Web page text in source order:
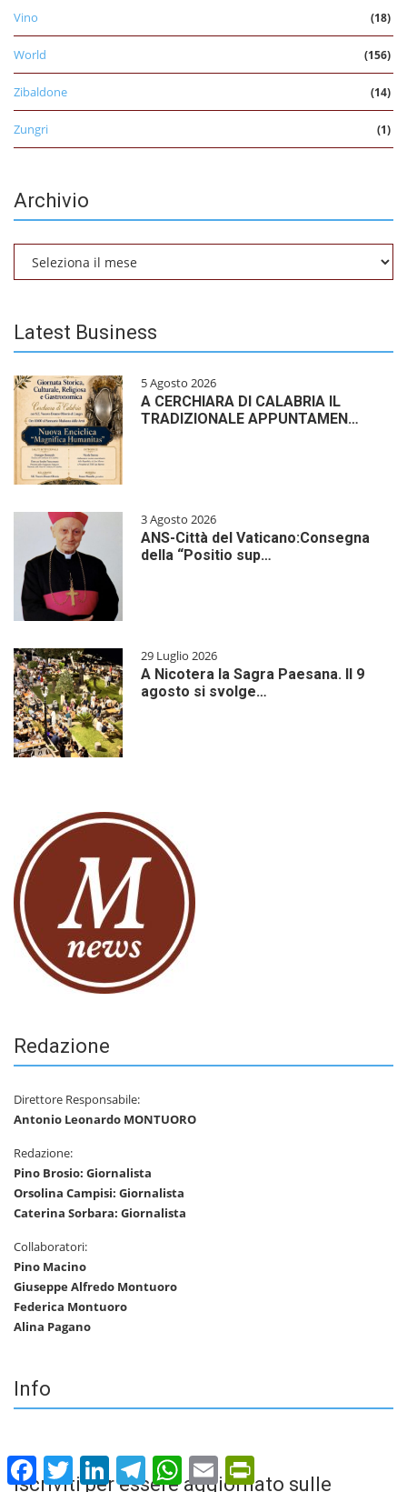
FacebookTwitter LinkedInTelegramWhatsAppEmail
Vino (18)
World (156)
Zibaldone (14)
Zungri (1)
Archivio
Latest Business
5 Agosto 2026
A CERCHIARA DI CALABRIA IL
TRADIZIONALE APPUNTAMEN…
3 Agosto 2026
ANS-Città del Vaticano:Consegna
della “Positio sup…
29 Luglio 2026
A Nicotera la Sagra Paesana. Il 9
agosto si svolge…
Redazione
Direttore Responsabile:
Antonio Leonardo MONTUORO
Redazione:
Pino Brosio: Giornalista
Orsolina Campisi: Giornalista
Caterina Sorbara: Giornalista
Collaboratori:
Pino Macino
Giuseppe Alfredo Montuoro
Federica Montuoro
Alina Pagano
Info
Iscriviti per essere aggiornato sulle